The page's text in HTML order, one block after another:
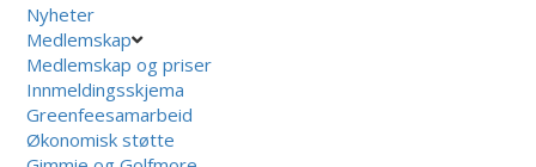
Nyheter
Medlemskap
Medlemskap og priser
Innmeldingsskjema
Greenfeesamarbeid
Økonomisk støtte